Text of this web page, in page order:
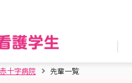
十字病院 先輩一覧